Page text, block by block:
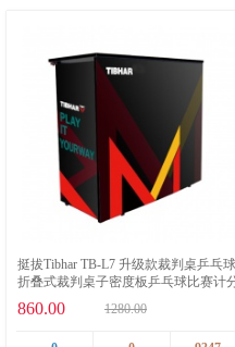
挺拔Tibhar TB-L7 升级款裁判桌乒乓球
折叠式裁判桌子密度板乒乓球比赛计
桌
860.00 1280.00